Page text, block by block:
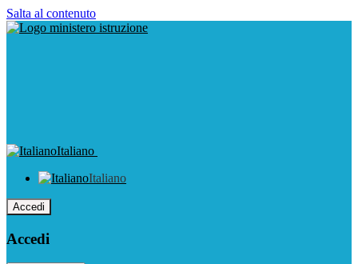
Salta al contenuto
Italiano
Italiano
Accedi
Accedi